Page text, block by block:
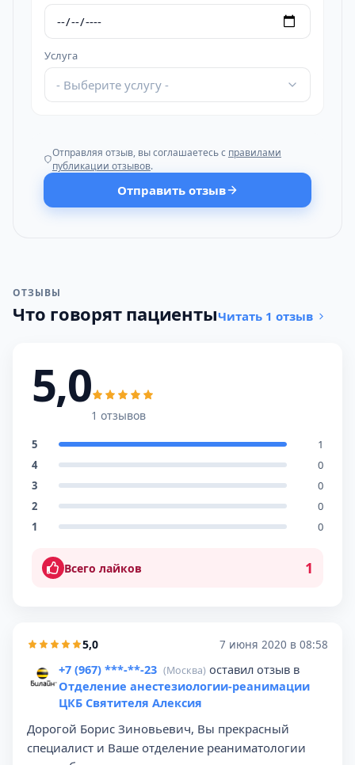
Услуга
- Выберите услугу -
Отправляя отзыв, вы соглашаетесь с правилами
публикации отзывов.
Отправить отзыв
ОТЗЫВЫ
Что говорят пациентыЧитать 1 отзыв
5,0
1 отзывов
5
1
4
0
3
0
2
0
1
0
Всего лайков 1
5,0 7 июня 2020 в 08:58
+7 (967) ***-**-23 (Москва) оставил отзыв в
Отделение анестезиологии-реанимации
ЦКБ Святителя Алексия
Дорогой Борис Зиновьевич, Вы прекрасный
специалист и Ваше отделение реаниматологии